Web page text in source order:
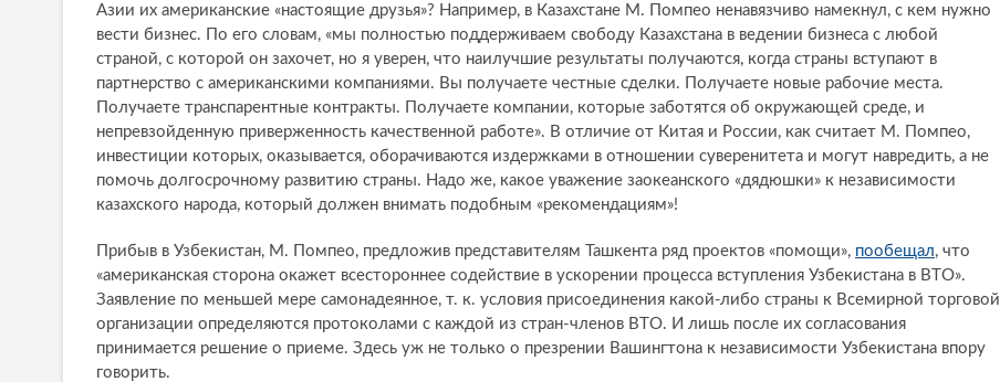
Азии их американские «настоящие друзья»? Например, в Казахстане М. Помпео ненавязчиво намекнул, с кем нужно
вести бизнес. По его словам, «мы полностью поддерживаем свободу Казахстана в ведении бизнеса с любой
страной, с которой он захочет, но я уверен, что наилучшие результаты получаются, когда страны вступают в
партнерство с американскими компаниями. Вы получаете честные сделки. Получаете новые рабочие места.
Получаете транспарентные контракты. Получаете компании, которые заботятся об окружающей среде, и
непревзойденную приверженность качественной работе». В отличие от Китая и России, как считает М. Помпео,
инвестиции которых, оказывается, оборачиваются издержками в отношении суверенитета и могут навредить, а не
помочь долгосрочному развитию страны. Надо же, какое уважение заокеанского «дядюшки» к независимости
казахского народа, который должен внимать подобным «рекомендациям»!
Прибыв в Узбекистан, М. Помпео, предложив представителям Ташкента ряд проектов «помощи», пообещал, что
«американская сторона окажет всестороннее содействие в ускорении процесса вступления Узбекистана в ВТО».
Заявление по меньшей мере самонадеянное, т. к. условия присоединения какой-либо страны к Всемирной торговой
организации определяются протоколами с каждой из стран-членов ВТО. И лишь после их согласования
принимается решение о приеме. Здесь уж не только о презрении Вашингтона к независимости Узбекистана впору
говорить.